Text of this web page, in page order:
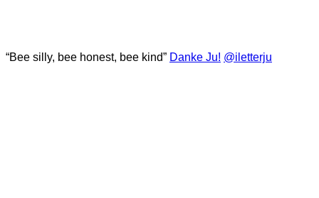
“Bee silly, bee honest, bee kind” Danke Ju! @iletterju